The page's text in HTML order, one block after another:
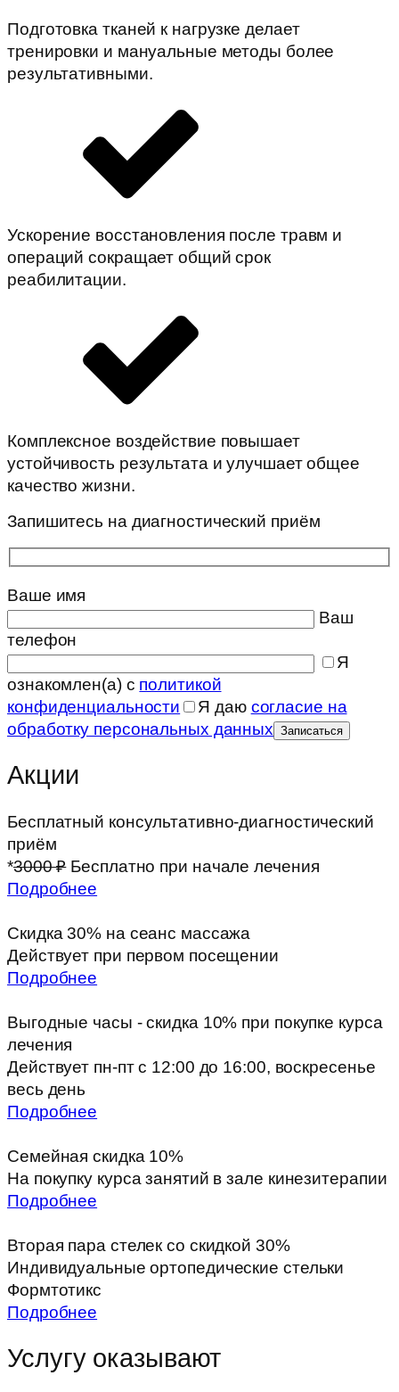
Подготовка тканей к нагрузке делает
тренировки и мануальные методы более
результативными.
Ускорение восстановления после травм и
операций сокращает общий срок
реабилитации.
Комплексное воздействие повышает
устойчивость результата и улучшает общее
качество жизни.
Запишитесь на диагностический приём
Ваше имя
Ваш
телефон
Я
ознакомлен(а) с политикой
конфиденциальности
Я даю согласие на
обработку персональных данных
Акции
Бесплатный консультативно-диагностический
приём
*3000 ₽Бесплатно при начале лечения
Подробнее
Скидка 30% на сеанс массажа
Действует при первом посещении
Подробнее
Выгодные часы - скидка 10% при покупке курса
лечения
Действует пн-пт с 12:00 до 16:00, воскресенье
весь день
Подробнее
Семейная скидка 10%
На покупку курса занятий в зале кинезитерапии
Подробнее
Вторая пара стелек со скидкой 30%
Индивидуальные ортопедические стельки
Формтотикс
Подробнее
Услугу оказывают